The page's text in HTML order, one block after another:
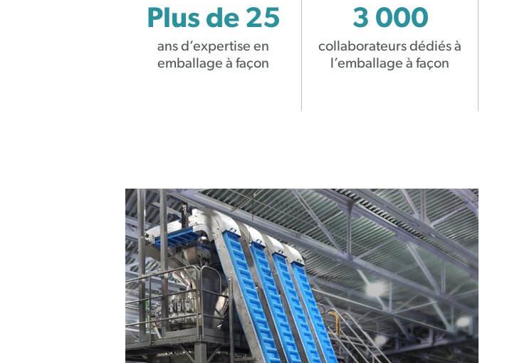
Plus de 25
ans d’expertise en
emballage à façon
3 000
collaborateurs dédiés à
l’emballage à façon